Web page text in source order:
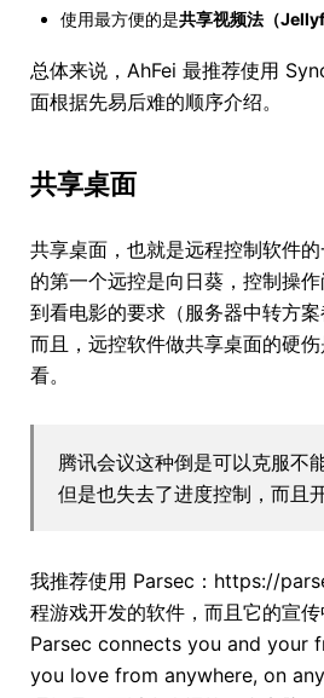
使用最方便的是共享视频法（
总体来说，AhFei 最推荐使用
面根据先易后难的顺序介绍。
共享桌面
共享桌面，也就是远程控制软件
的第一个远控是向日葵，控制操
到看电影的要求（服务器中转方案
而且，远控软件做共享桌面的硬
看。
腾讯会议这种倒是可以克服不
但是也失去了进度控制，而且
我推荐使用 Parsec：https://
程游戏开发的软件，而且它的宣传
Parsec connects you and your
you love from anywhere, on